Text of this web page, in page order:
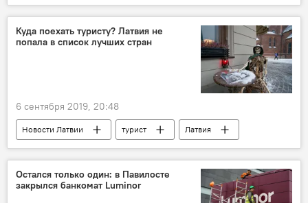
трансплантация
смерть
Куда поехать туристу? Латвия не
попала в список лучших стран
6 сентября 2019, 20:48
Новости Латвии турист
Латвия
путешествие
Остался только один: в Павилосте
закрылся банкомат Luminor